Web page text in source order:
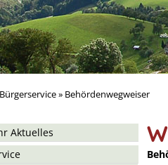
Bürgerservice» Behördenwegweiser
Aktuelles